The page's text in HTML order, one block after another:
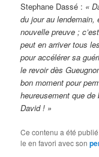
Stephane Dassé : «
du jour au lendemain,
nouvelle preuve ;
peut en arriver tous
pour accélérer sa
le revoir dès
bon moment pour
heureusement que
David ! »
Ce contenu a été
le en favori avec son